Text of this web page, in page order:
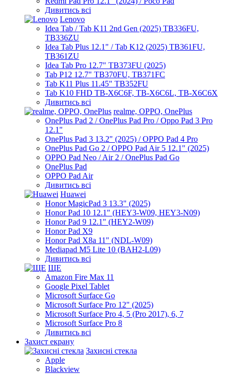
Дивитись всі
Lenovo
Idea Tab / Tab K11 2nd Gen (2025) TB336FU,
TB336ZU
Idea Tab Plus 12.1" / Tab K12 (2025) TB361FU,
TB361ZU
Idea Tab Pro 12.7" TB373FU (2025)
Tab P12 12.7" TB370FU, TB371FC
Tab K11 Plus 11.45" TB352FU
Tab K10 FHD TB-X6C6F, TB-X6C6L, TB-X6C6X
Дивитись всі
realme, OPPO, OnePlus
OnePlus Pad 2 / OnePlus Pad Pro / Oppo Pad 3 Pro
12.1"
OnePlus Pad 3 13.2" (2025) / OPPO Pad 4 Pro
OnePlus Pad Go 2 / OPPO Pad Air 5 12.1" (2025)
OPPO Pad Neo / Air 2 / OnePlus Pad Go
OnePlus Pad
OPPO Pad Air
Дивитись всі
Huawei
Honor MagicPad 3 13.3" (2025)
Honor Pad 10 12.1" (HEY3-W09, HEY3-N09)
Honor Pad 9 12.1" (HEY2-W09)
Honor Pad X9
Honor Pad X8a 11" (NDL-W09)
Mediapad M5 Lite 10 (BAH2-L09)
Дивитись всі
ЩЕ
Amazon Fire Max 11
Google Pixel Tablet
Microsoft Surface Go
Microsoft Surface Pro 12" (2025)
Microsoft Surface Pro 4, 5 (Pro 2017), 6, 7
Microsoft Surface Pro 8
Дивитись всі
Захист екрану
Захисні стекла
Apple
Blackview